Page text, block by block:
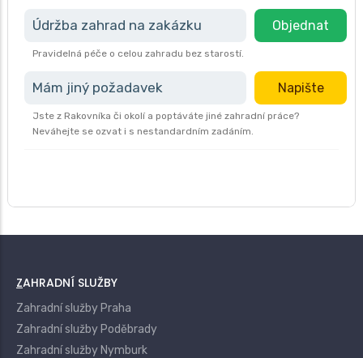
Údržba zahrad na zakázku Objednat
Pravidelná péče o celou zahradu bez starostí.
Mám jiný požadavek Napište
Jste z Rakovníka či okolí a poptáváte jiné zahradní práce?
Neváhejte se ozvat i s nestandardním zadáním.
ZAHRADNÍ SLUŽBY
Zahradní služby Praha
Zahradní služby Poděbrady
Zahradní služby Nymburk